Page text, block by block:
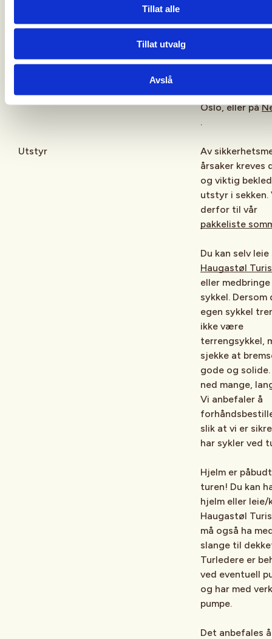
Tillat alle
Tillat utvalg
Avslå
kart- og
Tursenter i
Oslo, eller på
.
Utstyr
Av
årsaker kreves
og viktig
utstyr i sekken.
derfor til vår
pakkeliste
Du kan selv
Haugastøl
eller
sykkel. Dersom
egen sykkel
ikke være
terrengsykkel,
sjekke at
gode og solide.
ned mange,
Vi anbefaler å
slik at vi er
har sykler ved
Hjelm er
turen! Du kan
hjelm eller leie/
Haugastøl
må også ha
slange til
Turledere er
ved eventuell
og har med
pumpe.
Det anbefales